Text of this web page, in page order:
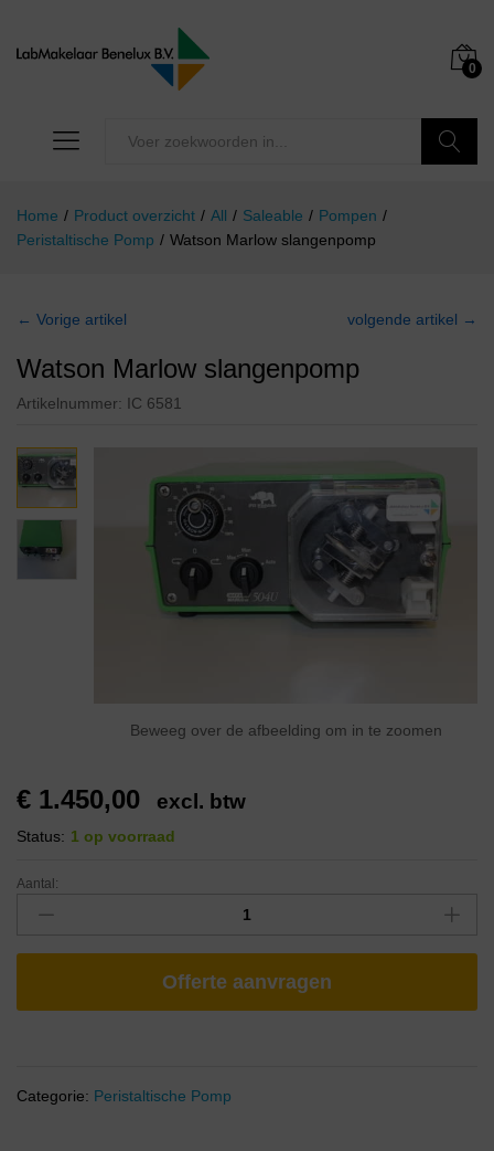
0
Home / Product overzicht / All / Saleable / Pompen /
Peristaltische Pomp / Watson Marlow slangenpomp
← Vorige artikel volgende artikel →
Watson Marlow slangenpomp
Artikelnummer: IC 6581
Beweeg over de afbeelding om in te zoomen
€ 1.450,00 excl. btw
Status: 1 op voorraad
Aantal:
Offerte aanvragen
Categorie: Peristaltische Pomp